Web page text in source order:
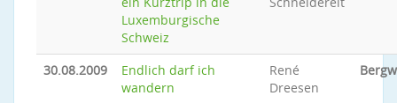
Luxemburgische
Schweiz
30.08.2009
Endlich darf ich
wandern
René
Dreesen